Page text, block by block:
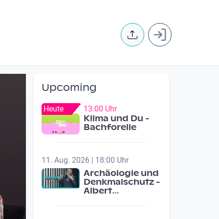
User
Upcoming
Heute 13:00 Uhr
Klima und Du -
Bachforelle
11. Aug. 2026 | 18:00 Uhr
Archäologie und
Denkmalschutz -
Albert